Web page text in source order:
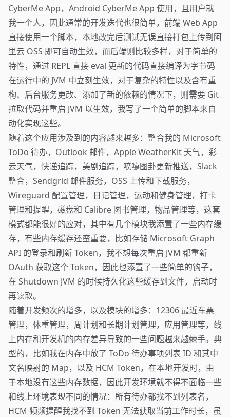
CyberMe App，Android CyberMe App 使用，且用户就
我一个人，因此通常的开发迭代也很简单，前端 Web App
直接使用一个脚本，本地改完后测试无误直接打包上传到阿
里云 OSS 即可自动生效，而后端则比较多样，对于简单的
特性，通过 REPL 直接 eval 更新的代码直接编译为字节码
在运行中的 JVM 中立刻生效，对于复杂的特性以及含有重
构、后台服务更改、添加了新的依赖的情况下，则需要 Git
拉取代码并重启 JVM 以生效，我写了一个简单的脚本来自
动化实现这些。
随着这个应用涉及到的内容越来越多：整合我的 Microsoft
ToDo 待办，Outlook 邮件，Apple WeatherKit 天气，彩
云天气，快递追踪，美剧追踪，喷嚏图卦更新推送，Slack
整合，Sendgrid 邮件服务，OSS 上传和下载服务，
Wireguard 配置管理，日记管理，运动和健身管理，打卡
管理和提醒，磁盘和 Calibre 图书管理，物品管理等，这套
模式都能很好的应对，其中有几个模块我添置了一些内存缓
存，有些内存缓存还蛮重要，比如存储 Microsoft Graph
API 的登录和刷新 Token，我不想每次重启 JVM 都重新
OAuth 获取这个 Token，因此也添置了一些简单的钩子，
在 Shutdown JVM 的时候持久化这些缓存到文件，启动时
再读取。
随着开发频次的增多，以及模块的增多：12306 最近车票
管理，体重管理，周计划和长期计划管理，应用管理等，线
上内存和开发机的内存差异导致的一些问题越来越棘手。典
型的，比如我在内存中放了 ToDo 待办事项列表 ID 和其中
文名映射的 Map，以及 HCM Token，在本地开发时，由
于本地没有这些内存数据，因此开发环境就不得不面临一些
和线上环境表现不同的情况：所有待办都找不到列表名，
HCM 频频提醒我找不到 Token 无法获取当前工作时长，虽